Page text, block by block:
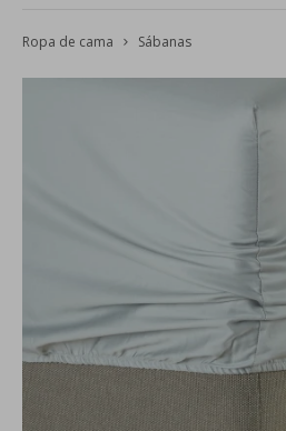
Ropa de cama Sábanas